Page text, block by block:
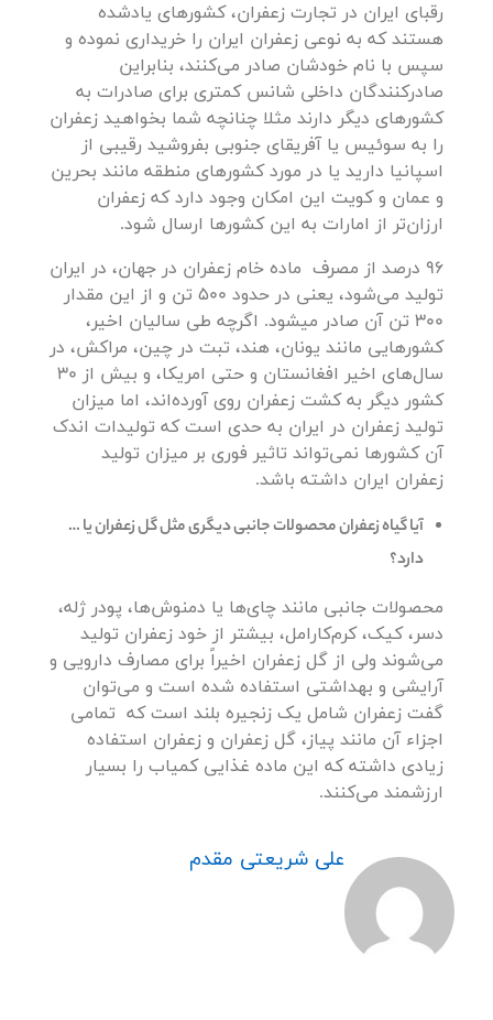
رقبای ایران در تجارت زعفران، کشورهای یادشده
هستند که به نوعی زعفران ایران را خریداری نموده و
سپس با نام خودشان صادر می‌کنند، بنابراین
صادرکنندگان داخلی شانس کمتری برای صادرات به
کشورهای دیگر دارند مثلا چنانچه شما بخواهید زعفران
را به سوئیس یا آفریقای جنوبی بفروشید رقیبی از
اسپانیا دارید یا در مورد کشورهای منطقه مانند بحرین
و عمان و کویت این امکان وجود دارد که زعفران
ارزان‌تر از امارات به این کشورها ارسال ‌شود.
96 درصد از مصرف ماده خام زعفران در جهان، در ایران
تولید می‌شود، یعنی در حدود 500 تن و از این مقدار
300 تن آن صادر میشود. اگرچه طی سالیان اخیر،
کشورهایی مانند یونان، هند، تبت در چین، مراکش، در
سال‌های اخیر افغانستان و حتی امریکا، و بیش از 30
کشور دیگر به کشت زعفران روی آورده‌اند، اما میزان
تولید زعفران در ایران به حدی است که تولیدات اندک
آن کشورها نمی‌تواند تاثیر فوری بر میزان تولید
زعفران ایران داشته باشد.
آیا گیاه زعفران محصولات جانبی دیگری مثل گل زعفران یا …
دارد؟
محصولات جانبی مانند چای‌ها یا دمنوش‌ها، پودر ژله،
دسر، کیک، کرم‌کارامل، بیشتر از خود زعفران تولید
می‌شوند ولی از گل زعفران اخیراً برای مصارف دارویی و
آرایشی و بهداشتی استفاده شده است و می‌توان
گفت زعفران شامل یک زنجیره بلند است که تمامی
اجزاء آن مانند پیاز، گل زعفران و زعفران استفاده
زیادی داشته که این ماده غذایی کمیاب را بسیار
ارزشمند می‌کنند.
علی شریعتی مقدم